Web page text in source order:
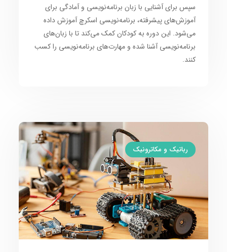
سپس برای آشنایی با زبان برنامه‌نویسی و آمادگی برای
آموزش‌های پیشرفته، برنامه‌نویسی اسکرچآموزش داده
می‌شود. این دوره بهکودکانکمک می‌کند تا با زبان‌های
برنامه‌نویسیآشنا شده ومهارت‌های برنامه‌نویسی را کسب
کنند.
رباتیک و مکاترونیک